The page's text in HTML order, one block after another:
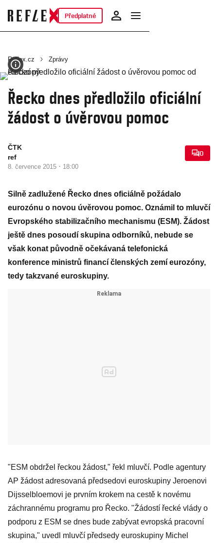
Předplatné
Reflex.cz Zprávy
Řecko dnes předložilo oficiální
žádost o úvěrovou pomoc
ČTK
ref
8. července 2015 · 18:00
0
Silně zadlužené Řecko dnes oficiálně požádalo
eurozónu o novou úvěrovou pomoc. Oznámil to mluvčí
Evropského stabilizačního mechanismu (ESM). Žádost
ještě dnes posoudí skupina odborníků, nebude se
však konat původně očekávaná telefonická
konference ministrů financí členských zemí eurozóny,
tedy takzvané euroskupiny.
"ESM obdržel řeckou žádost," řekl mluvčí. Podle agentury
AP žádost adresovaná předsedovi euroskupiny Jeroenovi
Dijsselbloemovi je prvním krokem na cestě k novému
záchrannému programu pro Řecko. "Žádostí řecké vlády o
podporu z ESM se dnes bude zabývat evropská pracovní
skupina," uvedl mluvčí předsedy euroskupiny Michel